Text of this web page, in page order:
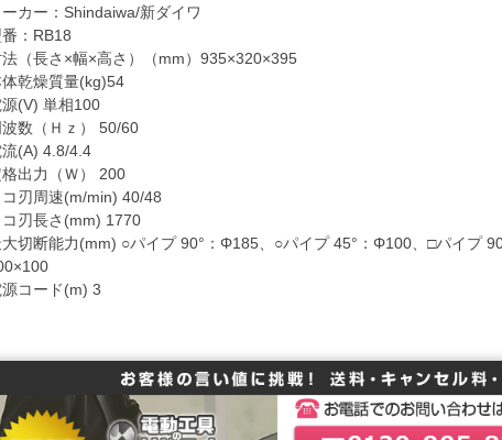
カー：Shindaiwa/新ダイワ
：RB18
（長さ×幅×高さ）（mm）935×320×395
乾燥質量(kg)54
(V) 単相100
数（Ｈｚ） 50/60
(A) 4.8/4.4
出力（Ｗ） 200
刃周速(m/min) 40/48
刃長さ(mm) 1770
切断能力(mm) ○パイプ 90°：Φ185、○パイプ 45°：Φ100、□パイプ
コード(m) 3